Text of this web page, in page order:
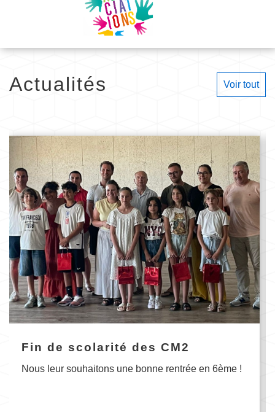
Actualités Voir tout
Fin de scolarité des CM2
Nous leur souhaitons une bonne rentrée en 6ème !